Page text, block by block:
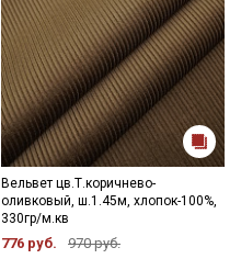
Вельвет цв.Т.коричнево-
оливковый, ш.1.45м, хлопок-100%,
330гр/м.кв
776 руб. 970 руб.